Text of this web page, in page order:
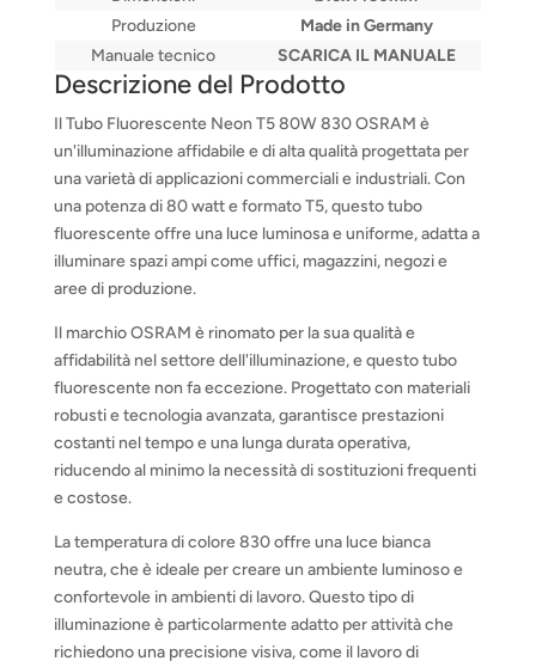
Produzione
Made in Germany
Manuale tecnico
SCARICA IL MANUALE
Descrizione del Prodotto
Il Tubo Fluorescente Neon T5 80W 830 OSRAM è
un'illuminazione affidabile e di alta qualità progettata per
una varietà di applicazioni commerciali e industriali. Con
una potenza di 80 watt e formato T5, questo tubo
fluorescente offre una luce luminosa e uniforme, adatta a
illuminare spazi ampi come uffici, magazzini, negozi e
aree di produzione.
Il marchio OSRAM è rinomato per la sua qualità e
affidabilità nel settore dell'illuminazione, e questo tubo
fluorescente non fa eccezione. Progettato con materiali
robusti e tecnologia avanzata, garantisce prestazioni
costanti nel tempo e una lunga durata operativa,
riducendo al minimo la necessità di sostituzioni frequenti
e costose.
La temperatura di colore 830 offre una luce bianca
neutra, che è ideale per creare un ambiente luminoso e
confortevole in ambienti di lavoro. Questo tipo di
illuminazione è particolarmente adatto per attività che
richiedono una precisione visiva, come il lavoro di